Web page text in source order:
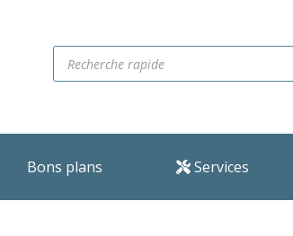
Bons plans Services